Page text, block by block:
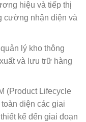
hiệu và tiếp thị
cường nhận diện và
lý kho thông
và lưu trữ hàng
(Product Lifecycle
diện các giai
kế đến giai đoạn